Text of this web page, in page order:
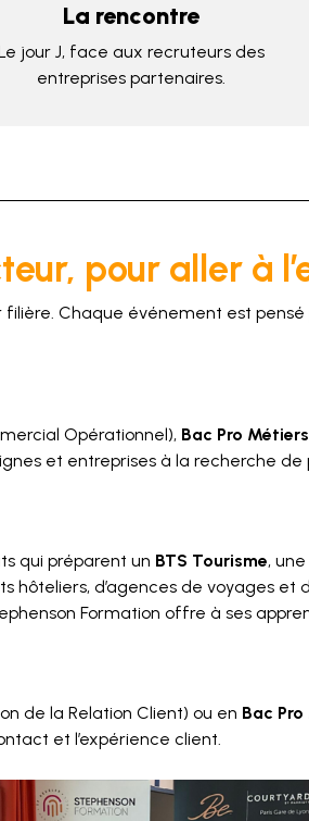
La rencontre
jour J, face aux recruteurs des
entreprises partenaires.
pour aller à
Chaque événement est
Opérationnel), Bac Pro
et entreprises à la recherche
qui préparent un BTS Tourisme, une
hôteliers, d’agences de voyages et
Formation offre à ses
de la Relation Client) ou en Bac Pro
et l’expérience client.